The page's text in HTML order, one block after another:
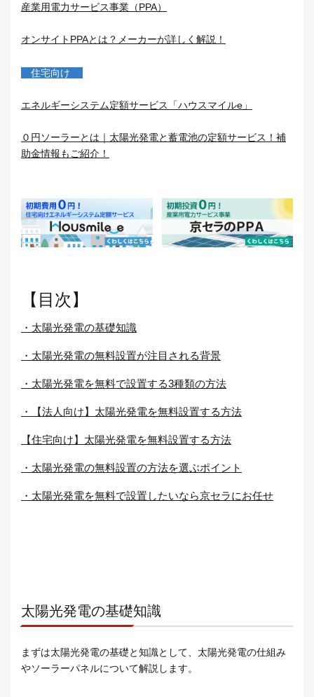
産業用電力サービス事業（PPA）
オンサイトPPAとは？メーカーが詳しく解説！
住宅向け
エネルギーシステム定額サービス「ハウスマイルe」
０円ソーラーとは｜太陽光発電と蓄電池の定額サービス！補
助金情報もご紹介！
【目次】
・太陽光発電の基礎知識
・太陽光発電の無料設置が注目される背景
・太陽光発電を無料で設置する3種類の方法
・【法人向け】太陽光発電を無料設置する方法
【住宅向け】太陽光発電を無料設置する方法
・太陽光発電の無料設置の方法を選ぶポイント
・太陽光発電を無料で設置したいなら京セラにお任せ
太陽光発電の基礎知識
まずは太陽光発電の基礎と知識として、太陽光発電の仕組み
やソーラーパネルについて解説します。